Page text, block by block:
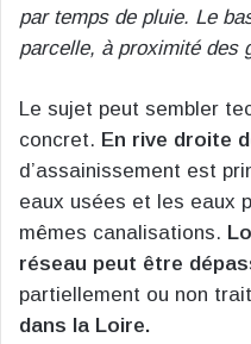
par temps de pluie. Le
parcelle, à proximité des
Le sujet peut sembler
concret. En rive droite
d’assainissement est
eaux usées et les eaux
mêmes canalisations.
réseau peut être
partiellement ou non
dans la Loire.